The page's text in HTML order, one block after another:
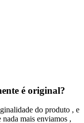
é original?
do produto , e
mais enviamos ,